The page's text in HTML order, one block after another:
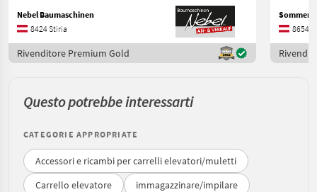
Nebel Baumaschinen
8424 Stiria
Rivenditore Premium Gold
8654
Questo potrebbe interessarti
CATEGORIE APPROPRIATE
Accessori e ricambi per carrelli elevatori/muletti
Carrello elevatore
immagazzinare/impilare